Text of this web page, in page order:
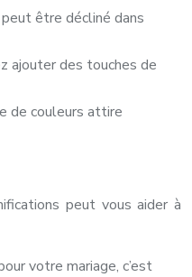
être décliné dans
ajouter des touches de
de couleurs attire
peut vous aider à
votre mariage, c’est